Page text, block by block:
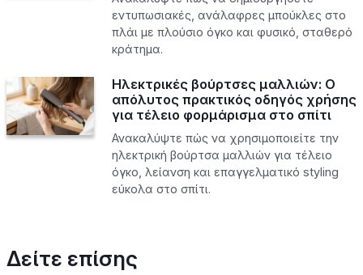
εντυπωσιακές, ανάλαφρες μπούκλες στο
πλάι με πλούσιο όγκο και φυσικό, σταθερό
κράτημα.
Ηλεκτρικές βούρτσες μαλλιών: Ο
απόλυτος πρακτικός οδηγός χρήσης
για τέλειο φορμάρισμα στο σπίτι
Ανακαλύψτε πώς να χρησιμοποιείτε την
ηλεκτρική βούρτσα μαλλιών για τέλειο
όγκο, λείανση και επαγγελματικό styling
εύκολα στο σπίτι.
Δείτε επίσης